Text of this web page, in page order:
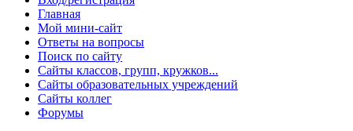
Главная
Мой мини-сайт
Ответы на вопросы
Поиск по сайту
Сайты классов, групп, кружков...
Сайты образовательных учреждений
Сайты коллег
Форумы